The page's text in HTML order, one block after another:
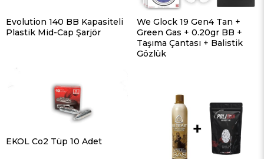
Evolution 140 BB Kapasiteli
Plastik Mid-Cap Şarjör
We Glock 19 Gen4 Tan +
Green Gas + 0.20gr BB +
Taşıma Çantası + Balistik
Gözlük
EKOL Co2 Tüp 10 Adet